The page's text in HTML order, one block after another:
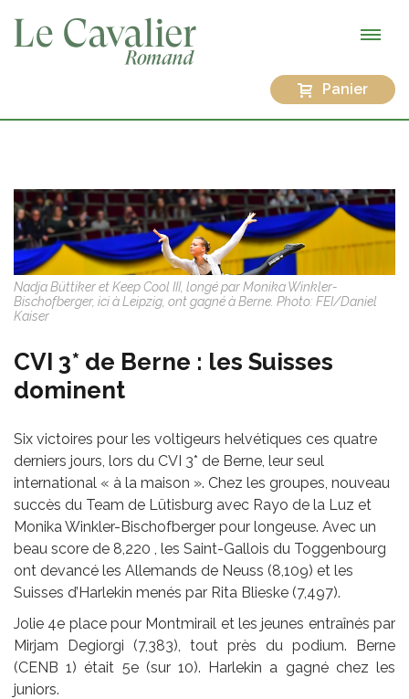
Panier
Nadja Büttiker et Keep Cool III, longé par Monika Winkler-
Bischofberger, ici à Leipzig, ont gagné à Berne. Photo: FEI/Daniel
Kaiser
CVI 3* de Berne : les Suisses
dominent
Six victoires pour les voltigeurs helvétiques ces quatre
derniers jours, lors du CVI 3* de Berne, leur seul
international « à la maison ». Chez les groupes, nouveau
succès du Team de Lütisburg avec Rayo de la Luz et
Monika Winkler-Bischofberger pour longeuse. Avec un
beau score de 8,220 , les Saint-Gallois du Toggenbourg
ont devancé les Allemands de Neuss (8,109) et les
Suisses d’Harlekin menés par Rita Blieske (7,497).
Jolie 4e place pour Montmirail et les jeunes entraînés par
Mirjam Degiorgi (7,383), tout près du podium. Berne
(CENB 1) était 5e (sur 10). Harlekin a gagné chez les
juniors.